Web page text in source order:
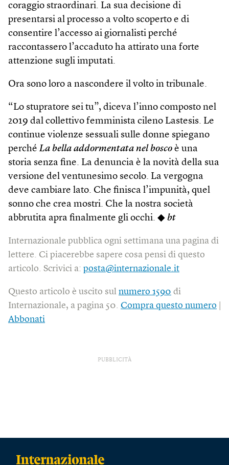
coraggio straordinari. La sua decisione di
presentarsi al processo a volto scoperto e di
consentire l’accesso ai giornalisti perché
raccontassero l’accaduto ha attirato una forte
attenzione sugli imputati.
Ora sono loro a nascondere il volto in tribunale.
“Lo stupratore sei tu”, diceva l’inno composto nel
2019 dal collettivo femminista cileno Lastesis. Le
continue violenze sessuali sulle donne spiegano
perché La bella addormentata nel bosco è una
storia senza fine. La denuncia è la novità della sua
versione del ventunesimo secolo. La vergogna
deve cambiare lato. Che finisca l’impunità, quel
sonno che crea mostri. Che la nostra società
abbrutita apra finalmente gli occhi. ◆ bt
Internazionale pubblica ogni settimana una pagina di
lettere. Ci piacerebbe sapere cosa pensi di questo
articolo. Scrivici a: posta@internazionale.it
Questo articolo è uscito sul numero 1590 di
Internazionale, a pagina 50. Compra questo numero
Abbonati
PUBBLICITÀ